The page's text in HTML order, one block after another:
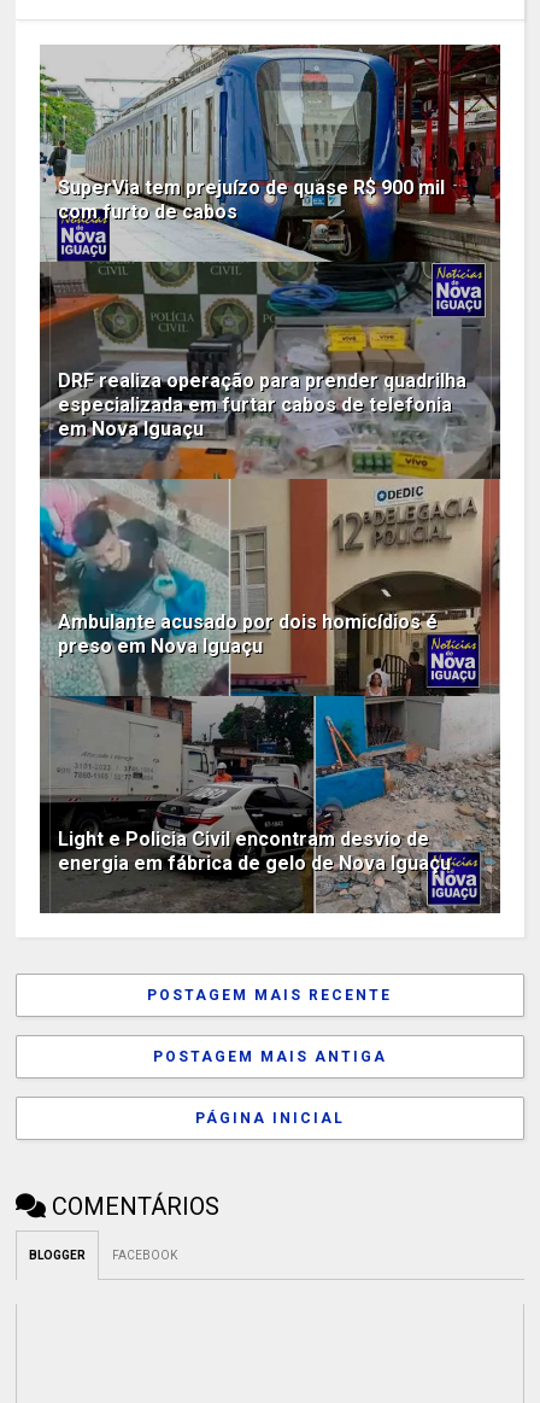
SuperVia tem prejuízo de quase R$ 900 mil
com furto de cabos
DRF realiza operação para prender quadrilha
especializada em furtar cabos de telefonia
em Nova Iguaçu
Ambulante acusado por dois homicídios é
preso em Nova Iguaçu
Light e Policia Civil encontram desvio de
energia em fábrica de gelo de Nova Iguaçu
POSTAGEM MAIS RECENTE
POSTAGEM MAIS ANTIGA
PÁGINA INICIAL
COMENTÁRIOS
BLOGGER FACEBOOK